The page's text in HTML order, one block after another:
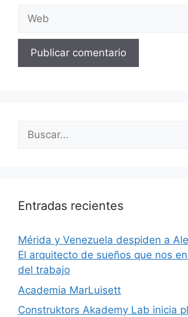
Entradas recientes
​Mérida y Venezuela despiden a
El arquitecto de sueños que nos
del trabajo
Academia MarLuisett
Construktors Akademy Lab inicia